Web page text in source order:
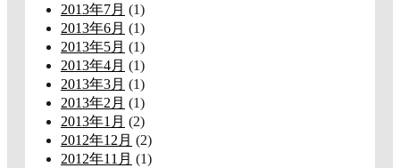
2013年7月 (1)
2013年6月 (1)
2013年5月 (1)
2013年4月 (1)
2013年3月 (1)
2013年2月 (1)
2013年1月 (2)
2012年12月 (2)
2012年11月 (1)